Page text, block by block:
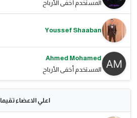
المستخدم أخفى الأرباح
Youssef Shaaban
Ahmed Mohamed
المستخدم أخفى الأرباح
اعلي الاعضاء تقيما